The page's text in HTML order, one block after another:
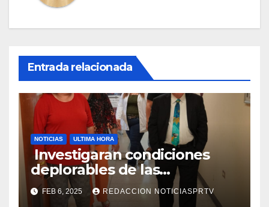
Entrada relacionada
NOTICIAS ULTIMA HORA
Investigaran condiciones
deplorables de las
facilidades el Departamento
de la Salud en Mayagüez
FEB 6, 2025 REDACCION NOTICIASPRTV